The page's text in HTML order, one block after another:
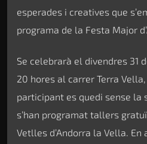
esperades i creatives que
programa de la Festa Major
Se celebrarà el divendres 31
20 hores al carrer Terra
participant es quedi sense la
s’han programat tallers
Vetlles d’Andorra la Vella. En